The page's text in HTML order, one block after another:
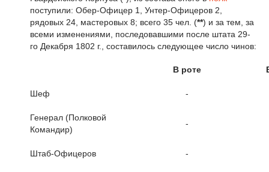
поступили: Обер-Офицер 1, Унтер-Офицеров 2,
рядовых 24, мастеровых 8; всего 35 чел. (**) и за тем, за
всеми изменениями, последовавшими после штата 29-
го Декабря 1802 г., составилось следующее число чинов:
В роте
Шеф -
Генерал (Полковой
Командир)
-
Штаб-Офицеров -